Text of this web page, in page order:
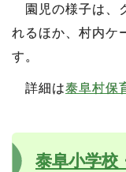
園児の様子は、
れるほか、村内ケ
す。
詳細は泰阜村保
泰阜小学校